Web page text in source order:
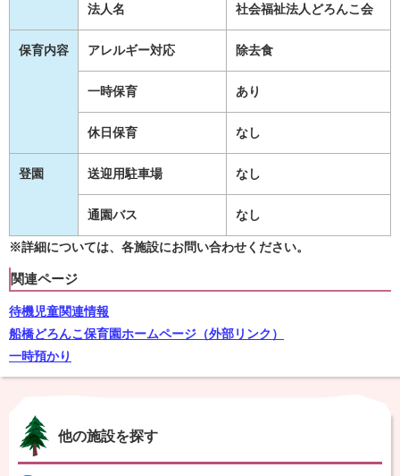
法人名 社会福祉法人どろんこ会
保育内容 アレルギー対応 除去食
一時保育 あり
休日保育 なし
登園 送迎用駐車場 なし
通園バス なし
※詳細については、各施設にお問い合わせください。
関連ページ
待機児童関連情報
船橋どろんこ保育園ホームページ（外部リンク）
一時預かり
他の施設を探す